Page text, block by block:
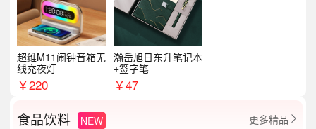
超维M11闹钟音箱无
线充夜灯
￥220
瀚岳旭日东升笔记本
+签字笔
￥47
食品饮料 NEW 更多精品 